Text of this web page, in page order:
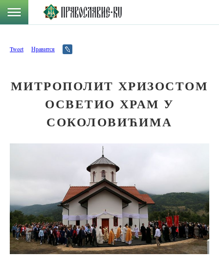
Tweet Нравится
МИТРОПОЛИТ ХРИЗОСТОМ
ОСВЕТИО ХРАМ У
СОКОЛОВИЋИМА